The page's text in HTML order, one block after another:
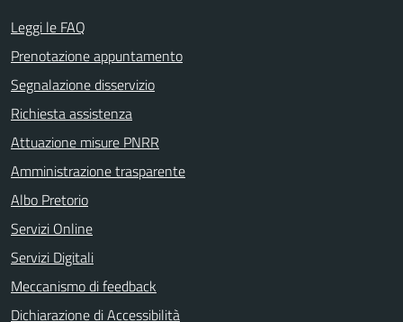
Leggi le FAQ
Prenotazione appuntamento
Segnalazione disservizio
Richiesta assistenza
Attuazione misure PNRR
Amministrazione trasparente
Albo Pretorio
Servizi Online
Servizi Digitali
Meccanismo di feedback
Dichiarazione di Accessibilità